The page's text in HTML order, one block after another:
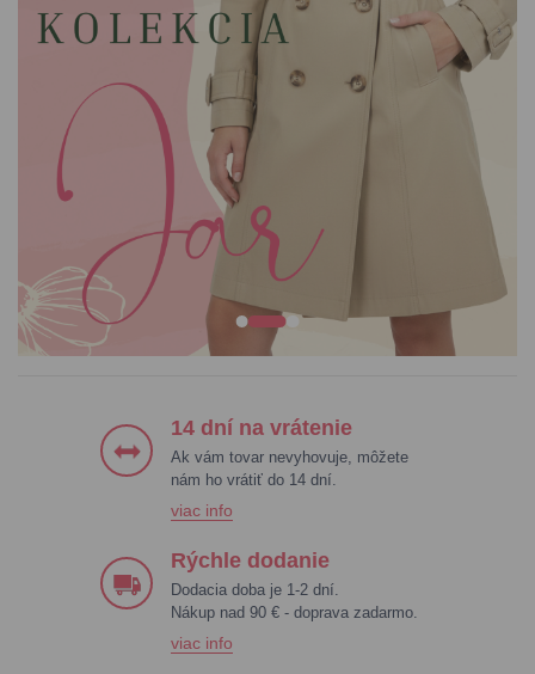
14 dní na vrátenie
Ak vám tovar nevyhovuje, môžete
nám ho vrátiť do 14 dní.
viac info
Rýchle dodanie
Dodacia doba je 1-2 dní.
Nákup nad 90 € - doprava zadarmo.
viac info